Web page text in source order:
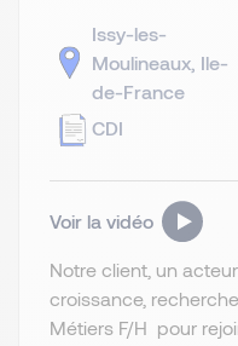
Issy-les-
Moulineaux, Ile-
de-France
CDI
Voir la vidéo
Notre client, un
croissance,
Métiers F/H pour